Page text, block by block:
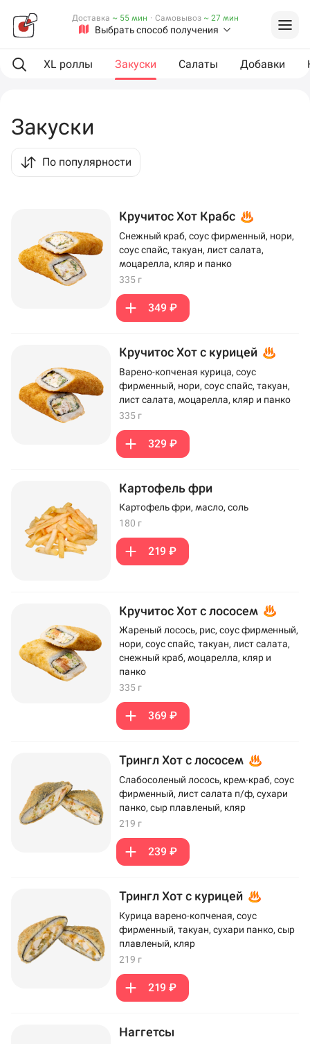
Выбрать способ получения
Доставка ~ 55 мин · Самовывоз ~ 27 мин
XL роллы Закуски Салаты Добавки
Закуски
По популярности
Кручитос Хот Крабс
Снежный краб, соус фирменный, нори,
соус спайс, такуан, лист салата,
моцарелла, кляр и панко
335 г
349 ₽
Кручитос Хот с курицей
Варено-копченая курица, соус
фирменный, нори, соус спайс, такуан,
лист салата, моцарелла, кляр и панко
335 г
329 ₽
Картофель фри
Картофель фри, масло, соль
180 г
219 ₽
Кручитос Хот с лососем
Жареный лосось, рис, соус фирменный,
нори, соус спайс, такуан, лист салата,
снежный краб, моцарелла, кляр и
панко
335 г
369 ₽
Трингл Хот с лососем
Слабосоленый лосось, крем-краб, соус
фирменный, лист салата п/ф, сухари
панко, сыр плавленый, кляр
219 г
239 ₽
Трингл Хот с курицей
Курица варено-копченая, соус
фирменный, такуан, сухари панко, сыр
плавленый, кляр
219 г
219 ₽
Наггетсы